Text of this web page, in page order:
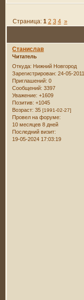
Страница: 1 2 3 4 »
Станислав
Читатель
Откуда: Нижний Новгород
Зарегистрирован: 24-05-2011
Приглашений: 0
Сообщений: 3397
Уважение: +1609
Позитив: +1045
Возраст: 35[1991-02-27]
Провел на форуме:
10 месяцев 8 дней
Последний визит:
19-05-2024 17:03:19